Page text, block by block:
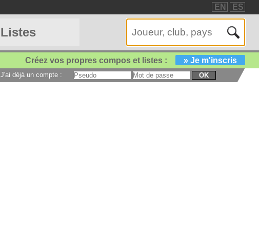
EN ES
Listes
Créez vos propres compos et listes : » Je m'inscris
J'ai déjà un compte : OK